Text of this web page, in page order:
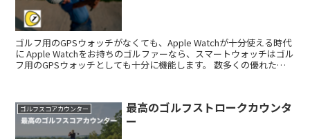
ゴルフ用のGPSウォッチがなくても、Apple Watchが十分使える時代
に Apple Watchをお持ちのゴルファーなら、スマートウォッチはゴル
フ用のGPSウォッチとしても十分に機能します。 数多くの優れた
ゴルフスコアカウンター
最高のゴルフストロークカウンタ
ー